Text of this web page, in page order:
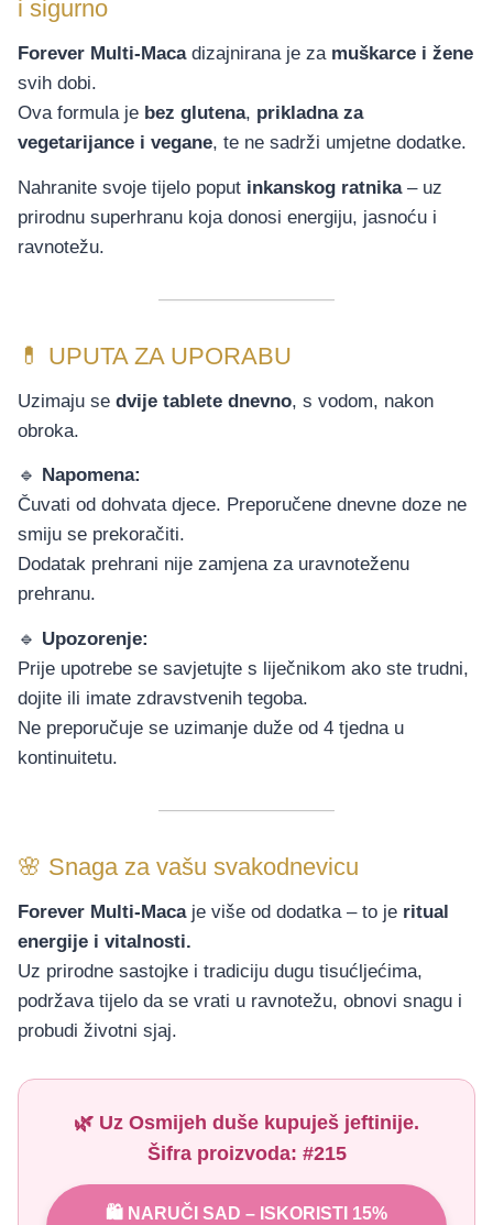
i sigurno
Forever Multi-Macadizajnirana je za muškarce i žene
svih dobi.
Ova formula je bez glutena, prikladna za
vegetarijance i vegane, te ne sadrži umjetne dodatke.
Nahranite svoje tijelo poput inkanskog ratnika– uz
prirodnu superhranu koja donosi energiju, jasnoću i
ravnotežu.
💊 UPUTA ZA UPORABU
Uzimaju se dvije tablete dnevno, s vodom, nakon
obroka.
🔹
Napomena:
Čuvati od dohvata djece. Preporučene dnevne doze ne
smiju se prekoračiti.
Dodatak prehrani nije zamjena za uravnoteženu
prehranu.
🔹 Upozorenje:
Prije upotrebe se savjetujte s liječnikom ako ste trudni,
dojite ili imate zdravstvenih tegoba.
Ne preporučuje se uzimanje duže od 4 tjedna u
kontinuitetu.
🌸 Snaga za vašu svakodnevicu
Forever Multi-Macaje više od dodatka – to je ritual
energije i vitalnosti.
Uz prirodne sastojke i tradiciju dugu tisućljećima,
podržava tijelo da se vrati u ravnotežu, obnovi snagu i
probudi životni sjaj.
🌿 Uz Osmijeh duše kupuješ jeftinije.
Šifra proizvoda: #215
🛍️ NARUČI SAD – ISKORISTI 15%